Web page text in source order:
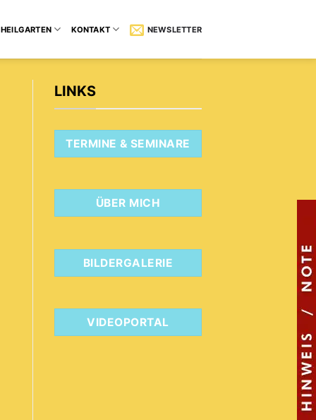
HEILGARTEN KONTAKT NEWSLETTER
LINKS
TERMINE & SEMINARE
ÜBER MICH
BILDERGALERIE
VIDEOPORTAL